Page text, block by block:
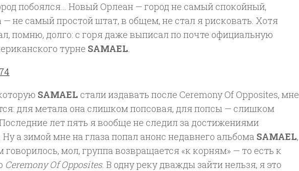
побоялся… Новый Орлеан — город не самый спокойный,
— не самый простой штат, в общем, не стал я рисковать. Хотя
помню, долго: с горя даже выписал по почте официальную
турне SAMAEL.
SAMAEL стали издавать после Ceremony Of Opposites, мне
для метала она слишком попсовая, для попсы — слишком
лет пять я вообще не следил за достижениями
а зимой мне на глаза попал анонс недавнего альбома SAMAEL,
говорилось, мол, группа возвращается «к корням» — то есть к
Ceremony Of Opposites. В одну реку дважды зайти нельзя, я это